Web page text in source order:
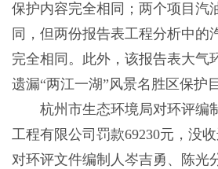
保护内容完全相同；两个项目汽
同，但两份报告表工程分析中的
完全相同。此外，该报告表大气
遗漏“两江一湖”风景名胜区保护
杭州市生态环境局对环评编
工程有限公司罚款69230元，没收
对环评文件编制人岑吉勇、陈光